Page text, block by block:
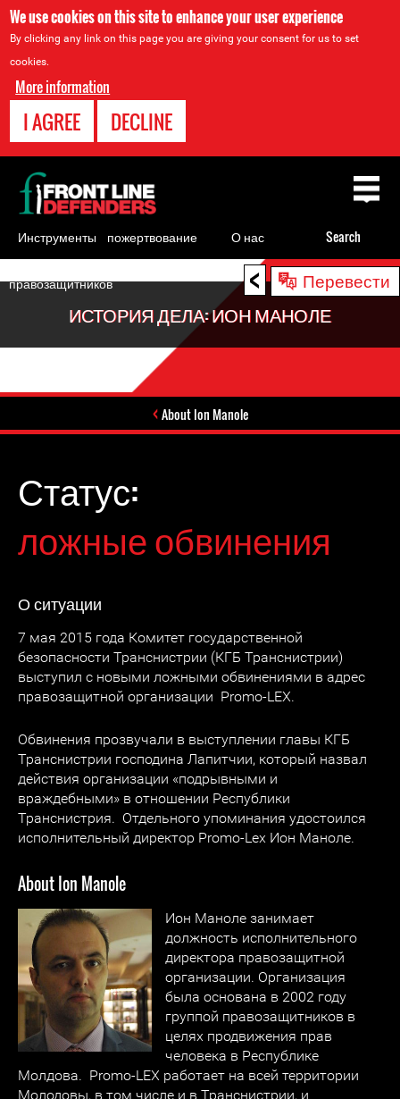
We use cookies on this site to enhance your user experience
By clicking any link on this page you are giving your consent for us to set
cookies.
More information
I AGREE DECLINE
< Перевести
to
ИСТОРИЯ ДЕЛА: ИОН МАНОЛЕ
About Ion Manole
Статус:
ложные обвинения
О ситуации
7 мая 2015 года Комитет государственной
безопасности Транснистрии (КГБ Транснистрии)
выступил с новыми ложными обвинениями в адрес
правозащитной организации Promo-LEX.
Обвинения прозвучали в выступлении главы КГБ
Транснистрии господина Лапитчии, который назвал
действия организации «подрывными и
враждебными» в отношении Республики
Транснистрия. Отдельного упоминания удостоился
исполнительный директор Promo-Lex Ион Маноле.
About Ion Manole
Ион Маноле занимает
должность исполнительного
директора правозащитной
организации. Организация
была основана в 2002 году
группой правозащитников в
целях продвижения прав
человека в Республике
Молдова. Promo-LEX работает на всей территории
Молодовы, в том числе и в Транснистрии, и
Back
to
top
Инструменты
для
правозащитников
пожертвование О нас Search